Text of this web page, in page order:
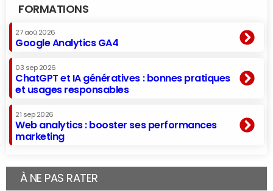
FORMATIONS
27 aoû 2026
Google Analytics GA4
03 sep 2026
ChatGPT et IA génératives : bonnes pratiques
et usages responsables
21 sep 2026
Web analytics : booster ses performances
marketing
À NE PAS RATER